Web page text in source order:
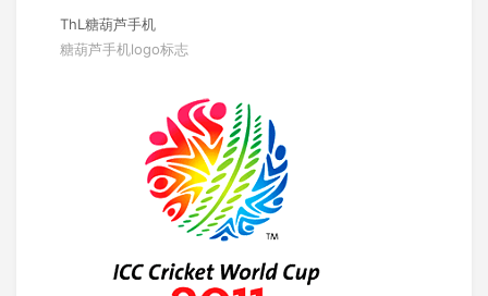
ThL糖葫芦手机
糖葫芦手机logo标志